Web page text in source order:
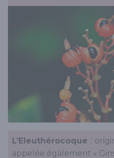
L’Eleuthérocoque :
appelée également «